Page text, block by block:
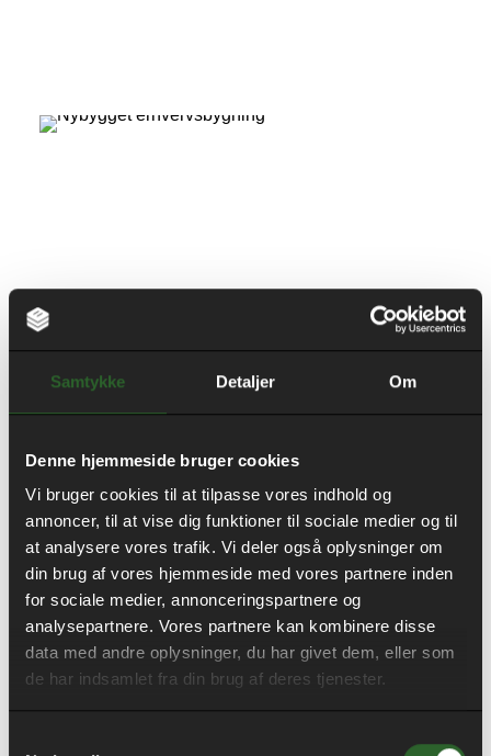
Samtykke Detaljer Om
Denne hjemmeside bruger cookies
Vi bruger cookies til at tilpasse vores indhold og
annoncer, til at vise dig funktioner til sociale medier og til
at analysere vores trafik. Vi deler også oplysninger om
din brug af vores hjemmeside med vores partnere inden
for sociale medier, annonceringspartnere og
analysepartnere. Vores partnere kan kombinere disse
data med andre oplysninger, du har givet dem, eller som
de har indsamlet fra din brug af deres tjenester.
Mere end
malerarbejde
Som en del af vores brede faglige kompetencer
tilbyder vi meget mere end malerarbejde. Vores team
betonarbejdere samt autoriserede kloakmestre. Det